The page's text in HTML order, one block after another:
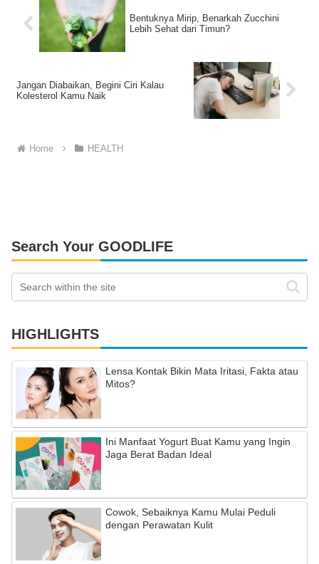
Bentuknya Mirip, Benarkah Zucchini
Lebih Sehat dari Timun?
Jangan Diabaikan, Begini Ciri Kalau
Kolesterol Kamu Naik
Home HEALTH
Search Your GOODLIFE
HIGHLIGHTS
Lensa Kontak Bikin Mata Iritasi, Fakta atau
Mitos?
Ini Manfaat Yogurt Buat Kamu yang Ingin
Jaga Berat Badan Ideal
Cowok, Sebaiknya Kamu Mulai Peduli
dengan Perawatan Kulit